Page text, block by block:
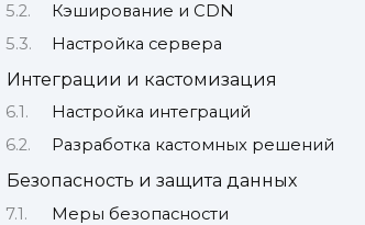
Кэширование и CDN
Настройка сервера
Интеграции и кастомизация
Настройка интеграций
Разработка кастомных решений
Безопасность и защита данных
Меры безопасности